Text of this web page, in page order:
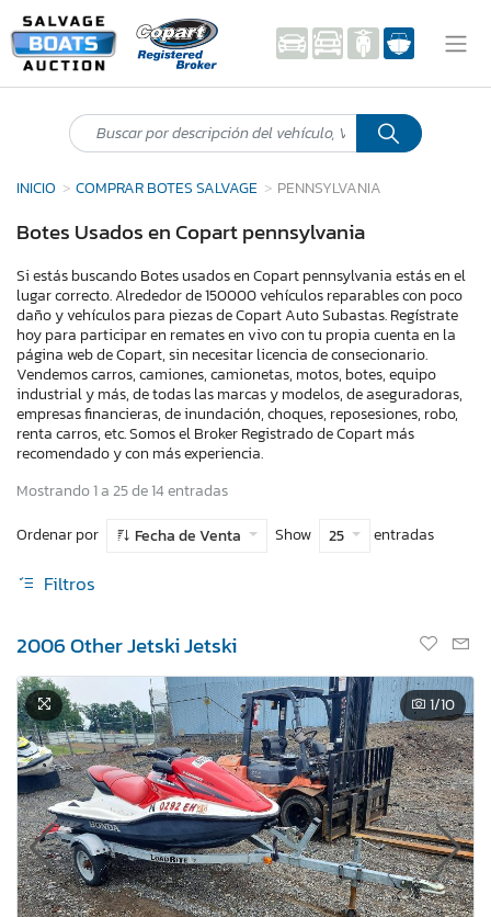
INICIO COMPRAR BOTES SALVAGE PENNSYLVANIA
Botes Usados en Copart pennsylvania
Si estás buscando Botes usados en Copart pennsylvania estás en el
lugar correcto. Alrededor de 150000 vehículos reparables con poco
daño y vehículos para piezas de Copart Auto Subastas. Regístrate
hoy para participar en remates en vivo con tu propia cuenta en la
página web de Copart, sin necesitar licencia de consecionario.
Vendemos carros, camiones, camionetas, motos, botes, equipo
industrial y más, de todas las marcas y modelos, de aseguradoras,
empresas financieras, de inundación, choques, reposesiones, robo,
renta carros, etc. Somos el Broker Registrado de Copart más
recomendado y con más experiencia.
Mostrando 1 a 25 de 14 entradas
Ordenar por
Fecha de Venta Show 25 entradas
Filtros
2006 Other Jetski Jetski
1/10